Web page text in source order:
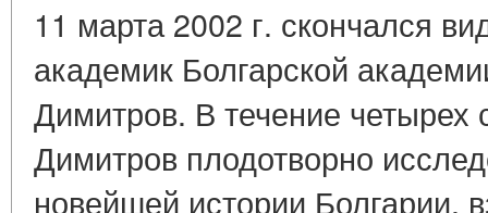
11 марта 2002 г. скончался
академик Болгарской
Димитров. В течение
Димитров плодотворно
новейшей истории Болгарии,